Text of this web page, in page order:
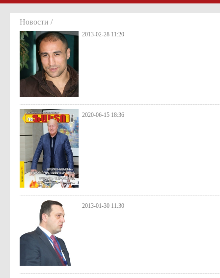
Новости /
2013-02-28 11:20
2020-06-15 18:36
2013-01-30 11:30